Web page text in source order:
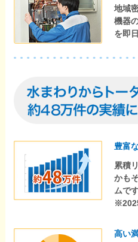
地域
機器
を即
豊富
累積
かも
ムです
高い